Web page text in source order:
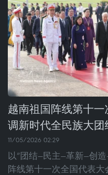
越南祖国阵线第十
调新时代全民族大团
11/05/2026 02:29
以“团结—民主—革新—创
阵线第十一次全国代表大